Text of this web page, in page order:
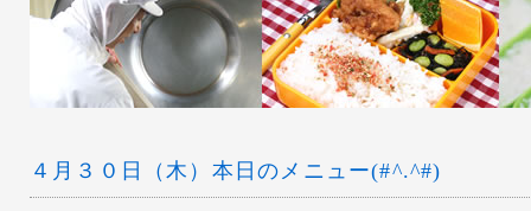
４月３０日（木）本日のメニュー(#^.^#)